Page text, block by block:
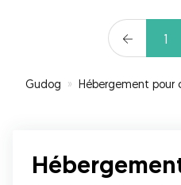
1
Gudog » Hébergement pour